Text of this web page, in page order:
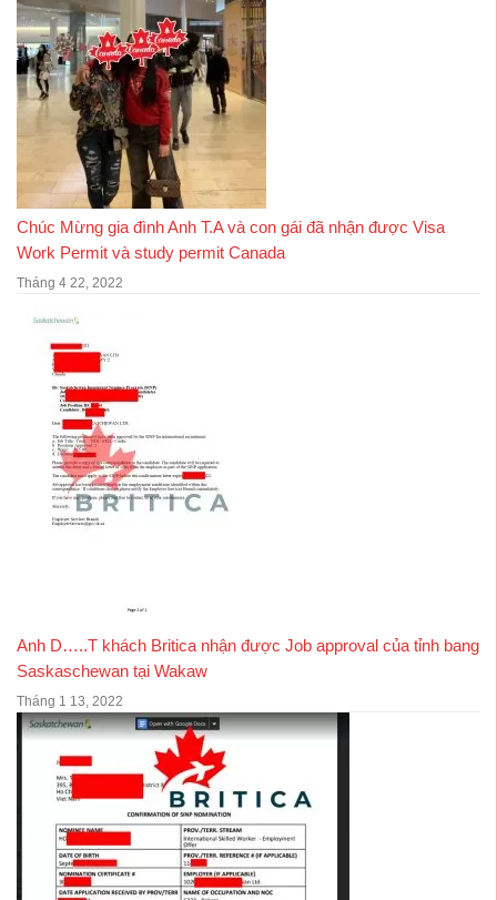
Chúc Mừng gia đình Anh T.A và con gái đã nhận được Visa
Work Permit và study permit Canada
Tháng 4 22, 2022
Anh D…..T khách Britica nhận được Job approval của tỉnh bang
Saskaschewan tại Wakaw
Tháng 1 13, 2022